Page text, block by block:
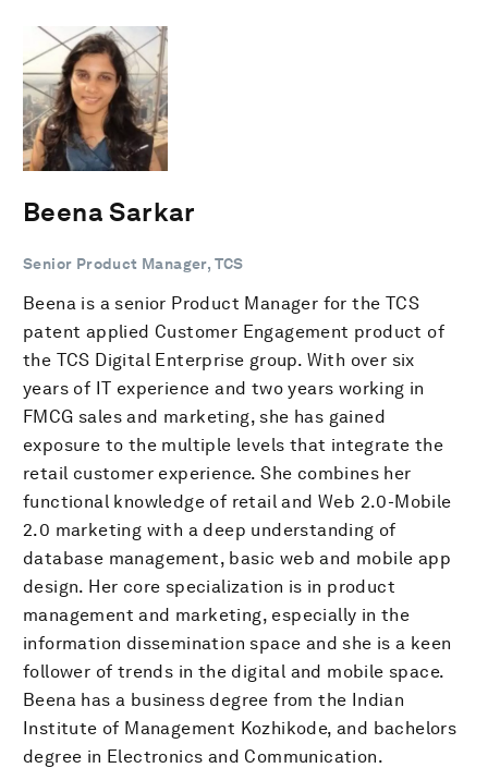
Beena Sarkar
Senior Product Manager, TCS
Beena is a senior Product Manager for the TCS
patent applied Customer Engagement product of
the TCS Digital Enterprise group. With over six
years of IT experience and two years working in
FMCG sales and marketing, she has gained
exposure to the multiple levels that integrate the
retail customer experience. She combines her
functional knowledge of retail and Web 2.0-Mobile
2.0 marketing with a deep understanding of
database management, basic web and mobile app
design. Her core specialization is in product
management and marketing, especially in the
information dissemination space and she is a keen
follower of trends in the digital and mobile space.
Beena has a business degree from the Indian
Institute of Management Kozhikode, and bachelors
degree in Electronics and Communication.